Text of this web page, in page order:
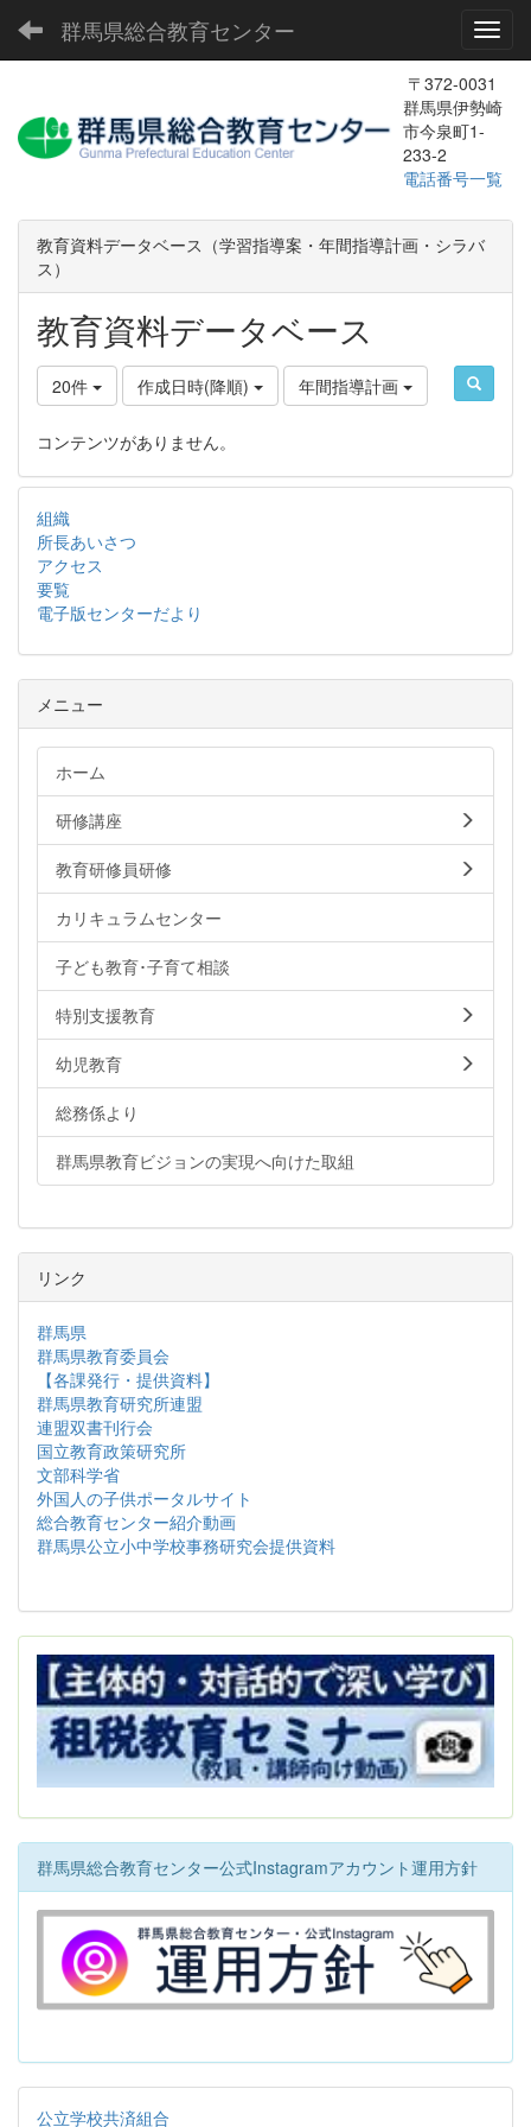
群馬県総合教育センター
〒372-0031
群馬県伊勢崎
市今泉町1-
233-2
電話番号一覧
教育資料データベース（学習指導案・年間指導計画・シラバ
ス）
教育資料データベース
20件 作成日時(降順) 年間指導計画
コンテンツがありません。
組織
所長あいさつ
アクセス
要覧
電子版センターだより
メニュー
ホーム
研修講座
教育研修員研修
カリキュラムセンター
子ども教育･子育て相談
特別支援教育
幼児教育
総務係より
群馬県教育ビジョンの実現へ向けた取組
リンク
群馬県
群馬県教育委員会
【各課発行・提供資料】
群馬県教育研究所連盟
連盟双書刊行会
国立教育政策研究所
文部科学省
外国人の子供ポータルサイト
総合教育センター紹介動画
群馬県公立小中学校事務研究会提供資料
群馬県総合教育センター公式Instagramアカウント運用方針
公立学校共済組合